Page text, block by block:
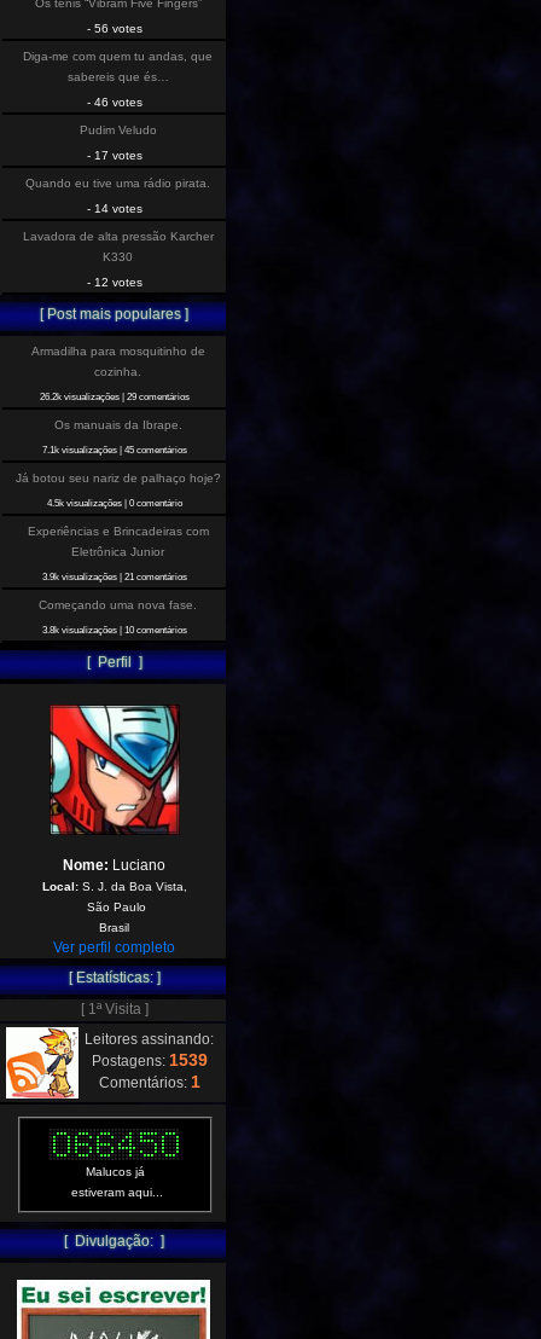
Os tenis “Vibram Five Fingers”
- 56 votes
Diga-me com quem tu andas, que
sabereis que és…
- 46 votes
Pudim Veludo
- 17 votes
Quando eu tive uma rádio pirata.
- 14 votes
Lavadora de alta pressão Karcher
K330
- 12 votes
[ Post mais populares ]
Armadilha para mosquitinho de
cozinha.
26.2k visualizações| 29 comentários
Os manuais da Ibrape.
7.1k visualizações| 45 comentários
Já botou seu nariz de palhaço hoje?
4.5k visualizações| 0 comentário
Experiências e Brincadeiras com
Eletrônica Junior
3.9k visualizações| 21 comentários
Começando uma nova fase.
3.8k visualizações| 10 comentários
[ Perfil ]
Nome: Luciano
Local:S. J. da Boa Vista,
São Paulo
Brasil
Ver perfil completo
[ Estatísticas: ]
[ 1ª Visita ]
Leitores assinando:
Postagens: 1539
Comentários: 1
Malucos já
estiveram aqui...
[ Divulgação: ]